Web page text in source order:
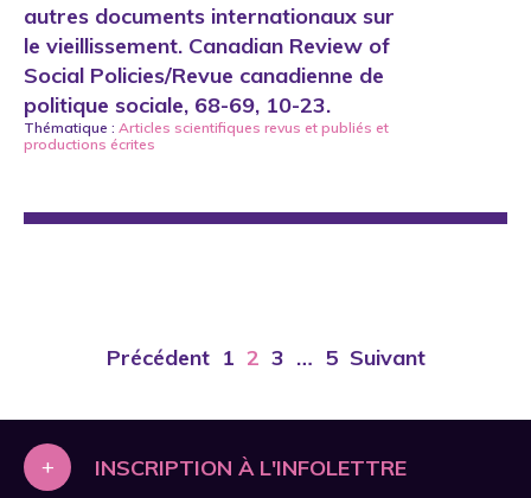
autres documents internationaux sur
le vieillissement. Canadian Review of
Social Policies/Revue canadienne de
politique sociale, 68-69, 10-23.
Thématique : Articles scientifiques revus et publiés et
productions écrites
Précédent 1 2 3 … 5 Suivant
+ INSCRIPTION À L'INFOLETTRE